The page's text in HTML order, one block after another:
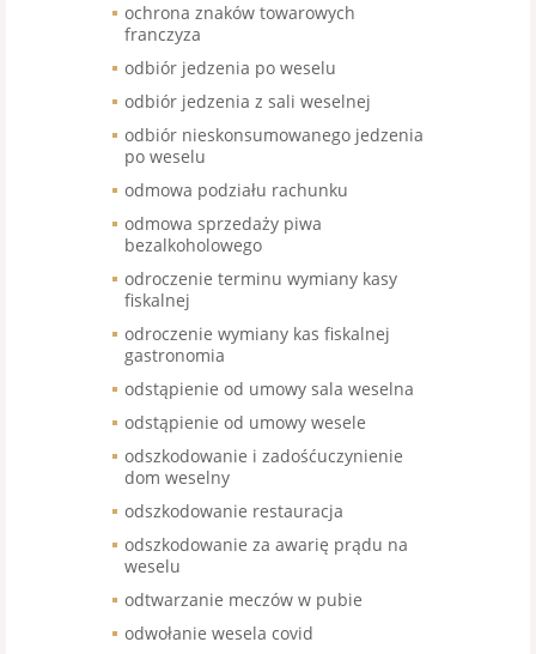
ochrona znaków towarowych
franczyza
odbiór jedzenia po weselu
odbiór jedzenia z sali weselnej
odbiór nieskonsumowanego jedzenia
po weselu
odmowa podziału rachunku
odmowa sprzedaży piwa
bezalkoholowego
odroczenie terminu wymiany kasy
fiskalnej
odroczenie wymiany kas fiskalnej
gastronomia
odstąpienie od umowy sala weselna
odstąpienie od umowy wesele
odszkodowanie i zadośćuczynienie
dom weselny
odszkodowanie restauracja
odszkodowanie za awarię prądu na
weselu
odtwarzanie meczów w pubie
odwołanie wesela covid